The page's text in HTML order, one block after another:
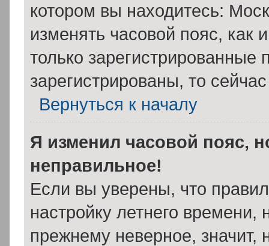
котором вы находитесь:
изменять часовой пояс, как
только зарегистрированные
зарегистрированы, то
Вернуться к началу
Я изменил часовой пояс,
неправильное!
Если вы уверены, что
настройку летнего
прежнему неверное, значит,